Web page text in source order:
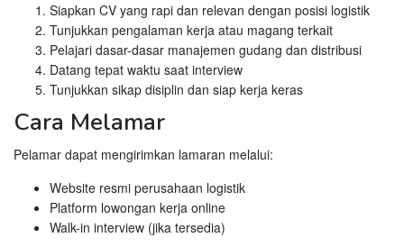
Siapkan CV yang rapi dan relevan dengan posisi logistik
Tunjukkan pengalaman kerja atau magang terkait
Pelajari dasar-dasar manajemen gudang dan distribusi
Datang tepat waktu saat interview
Tunjukkan sikap disiplin dan siap kerja keras
Cara Melamar
Pelamar dapat mengirimkan lamaran melalui:
Website resmi perusahaan logistik
Platform lowongan kerja online
Walk-in interview (jika tersedia)